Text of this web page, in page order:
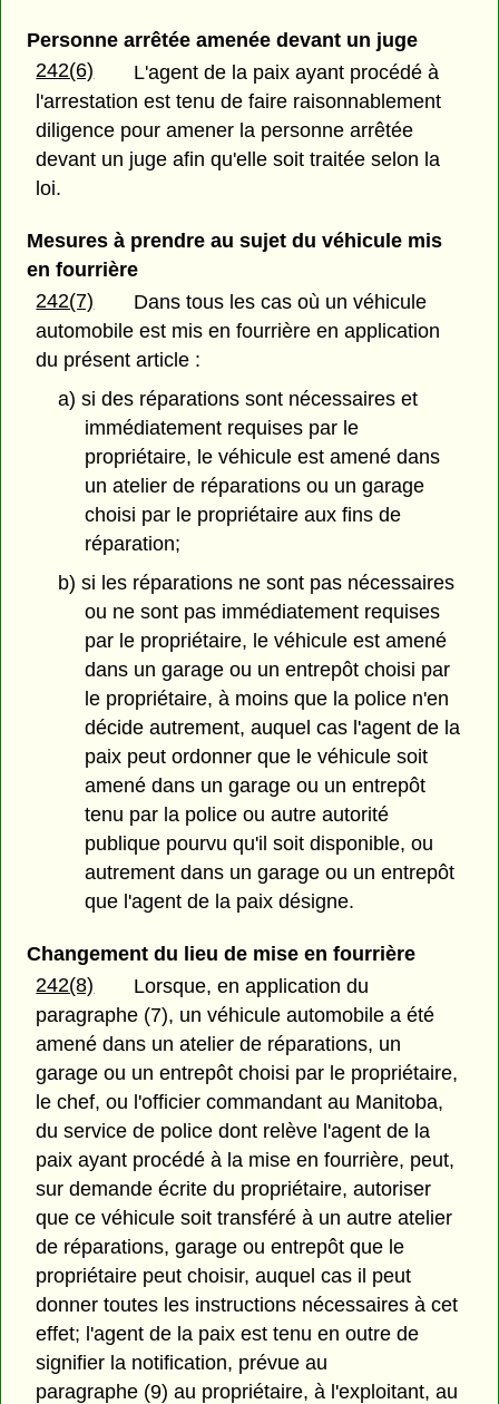
Personne arrêtée amenée devant un juge
242(6)
L'agent de la paix ayant procédé à
l'arrestation est tenu de faire raisonnablement
diligence pour amener la personne arrêtée
devant un juge afin qu'elle soit traitée selon la
loi.
Mesures à prendre au sujet du véhicule mis
en fourrière
242(7)
Dans tous les cas où un véhicule
automobile est mis en fourrière en application
du présent article :
a) si des réparations sont nécessaires et
immédiatement requises par le
propriétaire, le véhicule est amené dans
un atelier de réparations ou un garage
choisi par le propriétaire aux fins de
réparation;
b) si les réparations ne sont pas nécessaires
ou ne sont pas immédiatement requises
par le propriétaire, le véhicule est amené
dans un garage ou un entrepôt choisi par
le propriétaire, à moins que la police n'en
décide autrement, auquel cas l'agent de la
paix peut ordonner que le véhicule soit
amené dans un garage ou un entrepôt
tenu par la police ou autre autorité
publique pourvu qu'il soit disponible, ou
autrement dans un garage ou un entrepôt
que l'agent de la paix désigne.
Changement du lieu de mise en fourrière
242(8)
Lorsque, en application du
paragraphe (7), un véhicule automobile a été
amené dans un atelier de réparations, un
garage ou un entrepôt choisi par le propriétaire,
le chef, ou l'officier commandant au Manitoba,
du service de police dont relève l'agent de la
paix ayant procédé à la mise en fourrière, peut,
sur demande écrite du propriétaire, autoriser
que ce véhicule soit transféré à un autre atelier
de réparations, garage ou entrepôt que le
propriétaire peut choisir, auquel cas il peut
donner toutes les instructions nécessaires à cet
effet; l'agent de la paix est tenu en outre de
signifier la notification, prévue au
paragraphe (9) au propriétaire, à l'exploitant, au